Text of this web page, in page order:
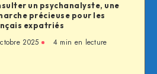
un psychanalyste, une
précieuse pour les
expatriés
2025 4 min en lecture